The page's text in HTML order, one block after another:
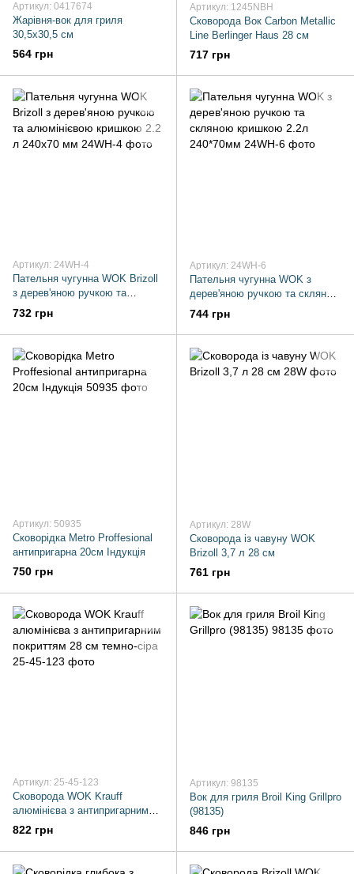
Артикул: 0417674
Жарівня-вок для гриля
30,5х30,5 см
564 грн
Артикул: 1245NBH
Сковорода Вок Carbon Metallic
Line Berlinger Haus 28 см
717 грн
Артикул: 24WH-4
Пательня чугунна WOK Brizoll
з дерев'яною ручкою та
алюмінієвою кришкою 2.2 л
240х70 мм
732 грн
Артикул: 24WH-6
Пательня чугунна WOK з
дерев'яною ручкою та скляною
кришкою 2.2л 240*70мм
744 грн
Артикул: 50935
Сковорідка Metro Proffesional
антипригарна 20см Індукція
750 грн
Артикул: 28W
Сковорода із чавуну WOK
Brizoll 3,7 л 28 см
761 грн
Артикул: 25-45-123
Сковорода WOK Krauff
алюмінієва з антипригарним
покриттям 28 см темно-сіра
822 грн
Артикул: 98135
Вок для гриля Broil King Grillpro
(98135)
846 грн